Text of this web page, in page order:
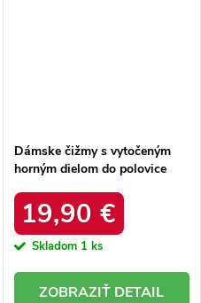
Dámske čižmy s vytočeným
horným dielom do polovice
Darisa 99-1 Brown
19,90 €
Skladom 1 ks
DETAIL